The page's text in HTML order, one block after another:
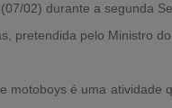
02) durante a segunda
pretendida pelo Ministro
motoboys é uma atividade